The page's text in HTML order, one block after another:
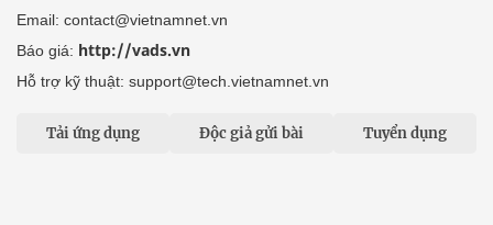
Email: contact@vietnamnet.vn
Báo giá: http://vads.vn
Hỗ trợ kỹ thuật: support@tech.vietnamnet.vn
Tải ứng dụng Độc giả gửi bài Tuyển dụng